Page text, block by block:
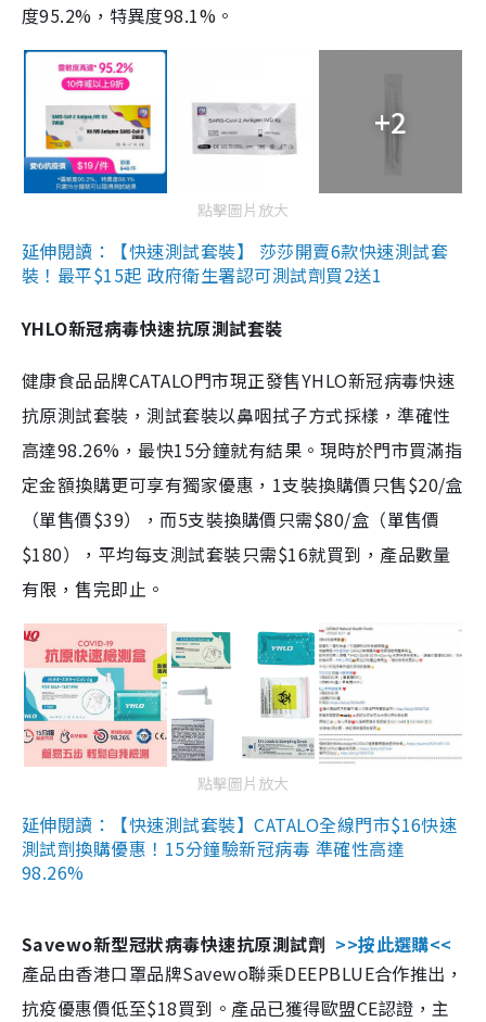
度95.2%，特異度98.1%。
+2
點擊圖片放大
延伸閱讀：【快速測試套裝】 莎莎開賣6款快速測試套
裝！最平$15起 政府衛生署認可測試劑買2送1
YHLO新冠病毒快速抗原測試套裝
健康食品品牌CATALO門市現正發售YHLO新冠病毒快速
抗原測試套裝，測試套裝以鼻咽拭子方式採樣，準確性
高達98.26%，最快15分鐘就有結果。現時於門市買滿指
定金額換購更可享有獨家優惠，1支裝換購價只售$20/盒
（單售價$39），而5支裝換購價只需$80/盒（單售價
$180），平均每支測試套裝只需$16就買到，產品數量
有限，售完即止。
點擊圖片放大
延伸閱讀：【快速測試套裝】CATALO全線門市$16快速
測試劑換購優惠！15分鐘驗新冠病毒 準確性高達
98.26%
Savewo新型冠狀病毒快速抗原測試劑 >>按此選購<<
產品由香港口罩品牌Savewo聯乘DEEPBLUE合作推出，
抗疫優惠價低至$18買到。產品已獲得歐盟CE認證，主